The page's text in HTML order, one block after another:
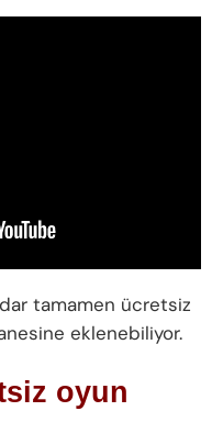
tamamen ücretsiz
eklenebiliyor.
oyun